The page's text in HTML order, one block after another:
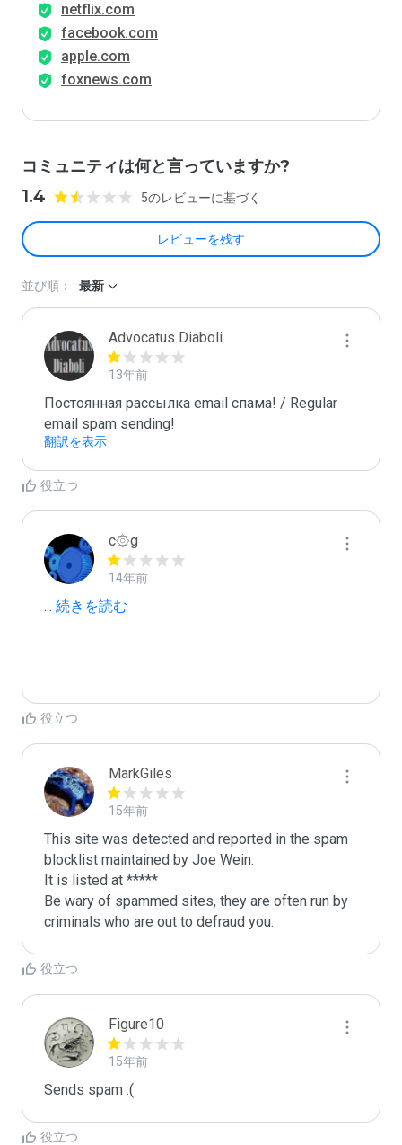
netflix.com
facebook.com
apple.com
foxnews.com
コミュニティは何と言っていますか?
1.4 5のレビューに基づく
レビューを残す
並び順： 最新
Advocatus Diaboli
13年前
Постоянная рассылка email спама! / Regular
email spam sending!
翻訳を表示
役立つ
c۞g
14年前
... 続きを読む
役立つ
MarkGiles
15年前
This site was detected and reported in the spam
blocklist maintained by Joe Wein.
It is listed at *****
Be wary of spammed sites, they are often run by
criminals who are out to defraud you.
役立つ
Figure10
15年前
Sends spam :(
役立つ